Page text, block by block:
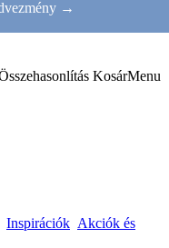
→
KosárMenu
Inspirációk Akciók és